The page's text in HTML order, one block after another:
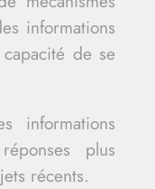
informations
de se
informations
plus
récents.